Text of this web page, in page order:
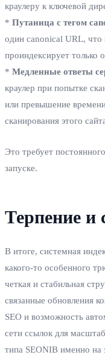
краулеру к ключевой
* Путаница с тегом
один canonical URL, что
проиндексирует только
* Медленные ответы
краулер при попытке
или превышение
сканирования этого
Это требует
запуске.
Терпение и
В итоге, системная
какого-то особенного
четкая и стабильная
связанные обновления
SEO и возможность
сети ссылок для
типа SEONIB именно на